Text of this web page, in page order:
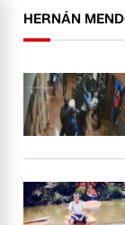
HERNÁN